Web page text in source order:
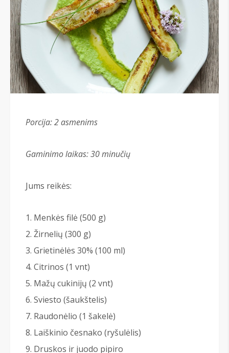
Porcija: 2 asmenims
Gaminimo laikas: 30 minučių
Jums reikės:
Menkės filė (500 g)
Žirnelių (300 g)
Grietinėlės 30% (100 ml)
Citrinos (1 vnt)
Mažų cukinijų (2 vnt)
Sviesto (šaukštelis)
Raudonėlio (1 šakelė)
Laiškinio česnako (ryšulėlis)
Druskos ir juodo pipiro